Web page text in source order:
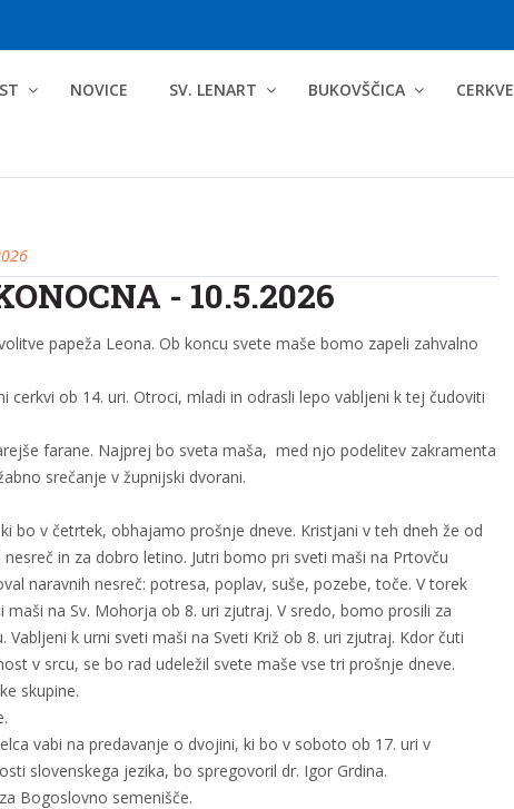
NOVICE SV. LENART BUKOVŠČICA CERKVE
- 10.5.2026
papeža Leona. Ob koncu svete maše bomo zapeli zahvalno
ob 14. uri. Otroci, mladi in odrasli lepo vabljeni k tej čudoviti
farane. Najprej bo sveta maša, med njo podelitev zakramenta
srečanje v župnijski dvorani.
bo v četrtek, obhajamo prošnje dneve. Kristjani v teh dneh že od
in za dobro letino. Jutri bomo pri sveti maši na Prtovču
naravnih nesreč: potresa, poplav, suše, pozebe, toče. V torek
na Sv. Mohorja ob 8. uri zjutraj. V sredo, bomo prosili za
k urni sveti maši na Sveti Križ ob 8. uri zjutraj. Kdor čuti
v srcu, se bo rad udeležil svete maše vse tri prošnje dneve.
skupine.
vabi na predavanje o dvojini, ki bo v soboto ob 17. uri v
slovenskega jezika, bo spregovoril dr. Igor Grdina.
Bogoslovno semenišče.